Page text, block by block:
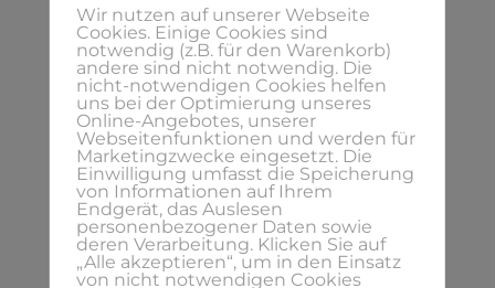
persönlichen Businesstraums zu arbeiten?
Wir blicken gemeinsam mit einem
analytischen Blick auf Deine
Selbstständigkeit und Dein Business und
ich unterstütze dich in1:1 Sessionsdabei
ein Konzept, Workflow undStrategie für
dein Businessaufzubauen und deine
Traumselbstständigkeit mit positiven
Ergebnissen zu kreieren.
Wir nutzen auf unserer Webseite
Cookies. Einige Cookies sind
notwendig (z.B. für den Warenkorb)
andere sind nicht notwendig. Die
nicht-notwendigen Cookies helfen
uns bei der Optimierung unseres
Online-Angebotes, unserer
Webseitenfunktionen und werden für
Marketingzwecke eingesetzt. Die
Einwilligung umfasst die Speicherung
von Informationen auf Ihrem
Endgerät, das Auslesen
personenbezogener Daten sowie
deren Verarbeitung. Klicken Sie auf
„Alle akzeptieren“, um in den Einsatz
von nicht notwendigen Cookies